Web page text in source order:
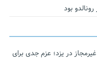
بود
در یزد؛ عزم جدی برای